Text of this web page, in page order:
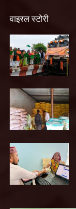
वाइरल स्टोरी